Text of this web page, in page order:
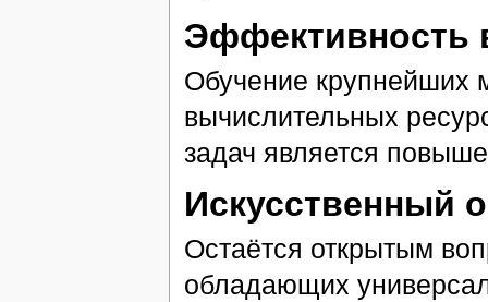
Эффективность
Обучение крупнейших
вычислительных
задач является
Искусственный
Остаётся открытым
обладающих